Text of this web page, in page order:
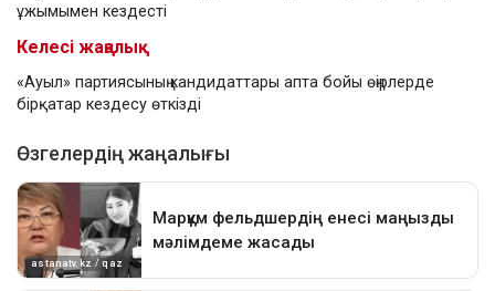
ұжымымен кездесті
Келесі жаңалық
«Ауыл» партиясының кандидаттары апта бойы өңірлерде
бірқатар кездесу өткізді